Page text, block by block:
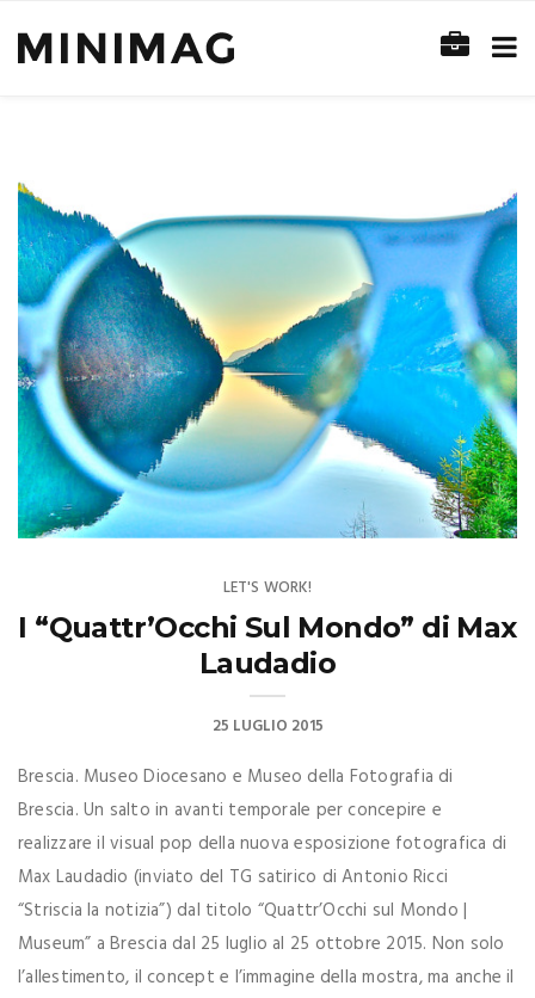
LET'S WORK!
I “Quattr’Occhi Sul Mondo” di Max
Laudadio
25 LUGLIO 2015
Brescia. Museo Diocesano e Museo della Fotografia di
Brescia. Un salto in avanti temporale per concepire e
realizzare il visual pop della nuova esposizione fotografica di
Max Laudadio (inviato del TG satirico di Antonio Ricci
“Striscia la notizia”) dal titolo “Quattr’Occhi sul Mondo |
Museum” a Brescia dal 25 luglio al 25 ottobre 2015. Non solo
l’allestimento, il concept e l’immagine della mostra, ma anche il